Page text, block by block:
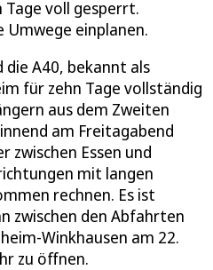
Tage voll gesperrt.
einplanen.
die A40, bekannt als
für zehn Tage vollständig
aus dem Zweiten
am Freitagabend
zwischen Essen und
mit langen
rechnen. Es ist
zwischen den Abfahrten
Winkhausen am 22.
zu öffnen.